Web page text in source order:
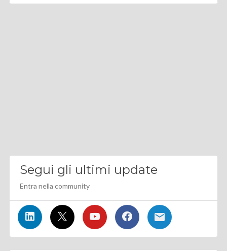
Segui gli ultimi update
Entra nella community